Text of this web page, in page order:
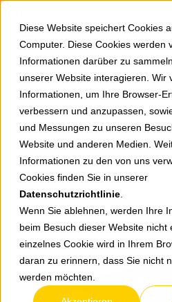
Diese Website speichert Cookies
Computer. Diese Cookies werden
Informationen darüber zu
unserer Website interagieren. Wir
Informationen, um Ihre Browser-
verbessern und anzupassen,
und Messungen zu unseren
Website und anderen Medien.
Informationen zu den von uns
Cookies finden Sie in unserer
Datenschutzrichtlinie
Wenn Sie ablehnen, werden Ihre
beim Besuch dieser Website nicht
einzelnes Cookie wird in Ihrem
daran zu erinnern, dass Sie nicht
werden möchten.
Springe zu Hauptinhalt
zurück zur Übersicht